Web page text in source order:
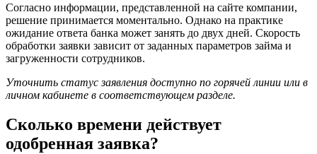
Согласно информации, представленной на сайте компании,
решение принимается моментально. Однако на практике
ожидание ответа банка может занять до двух дней. Скорость
обработки заявки зависит от заданных параметров займа и
загруженности сотрудников.
Уточнить статус заявления доступно по горячей линии или в
личном кабинете в соответствующем разделе.
Сколько времени действует
одобренная заявка?